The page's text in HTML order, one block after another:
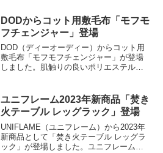
と、小銭入れ、お札スペースも用意され
ています。詳細をレビューします。
DODからコット用敷毛布「モフモ
フチェンジャー」登場
DOD（ディーオーディー）からコット用
敷毛布「モフモフチェンジャー」が登場
しました。肌触りの良いポリエステル製
ーシブルで反対面はコットン生地になっ
ており、焚き火の近くでも使えます。詳
細をレビューします。
ユニフレーム2023年新商品「焚き
火テーブル レッグラック」登場
UNIFLAME（ユニフレーム）から2023年
新商品として「焚き火テーブル レッグラ
ック」が登場しました。ユニフレームの